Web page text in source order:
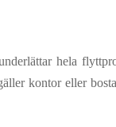
hela
kontor eller